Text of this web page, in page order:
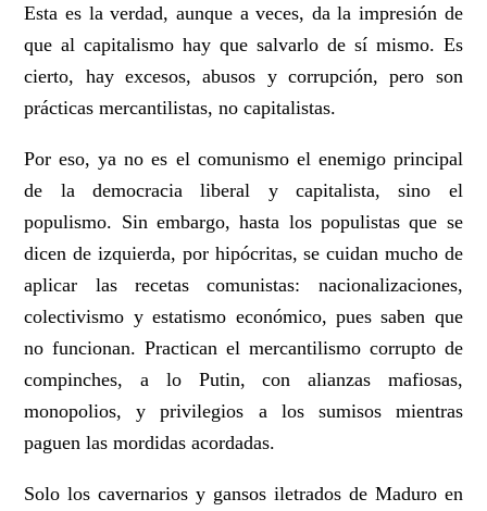
Esta es la verdad, aunque a veces, da la impresión de
que al capitalismo hay que salvarlo de sí mismo. Es
cierto, hay excesos, abusos y corrupción, pero son
prácticas mercantilistas, no capitalistas.
Por eso, ya no es el comunismo el enemigo principal
de la democracia liberal y capitalista, sino el
populismo. Sin embargo, hasta los populistas que se
dicen de izquierda, por hipócritas, se cuidan mucho de
aplicar las recetas comunistas: nacionalizaciones,
colectivismo y estatismo económico, pues saben que
no funcionan. Practican el mercantilismo corrupto de
compinches, a lo Putin, con alianzas mafiosas,
monopolios, y privilegios a los sumisos mientras
paguen las mordidas acordadas.
Solo los cavernarios y gansos iletrados de Maduro en